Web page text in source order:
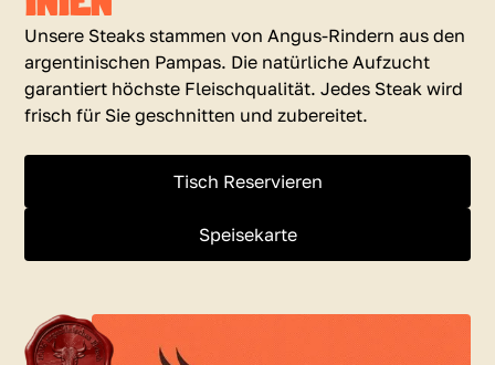
Unsere Steaks stammen von Angus-Rindern aus den
argentinischen Pampas. Die natürliche Aufzucht
garantiert höchste Fleischqualität. Jedes Steak wird
frisch für Sie geschnitten und zubereitet.
Tisch Reservieren
Speisekarte